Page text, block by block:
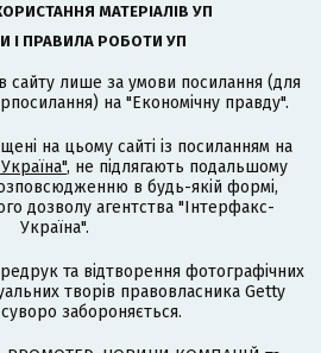
МАТЕРІАЛІВ УП
І ПРАВИЛА РОБОТИ УП
сайту лише за умови посилання (для
на "Економічну правду".
на цьому сайті із посиланням на
, не підлягають подальшому
в будь-якій формі,
дозволу агентства "Інтерфакс-
Україна".
та відтворення фотографічних
творів правовласника Getty
забороняється.